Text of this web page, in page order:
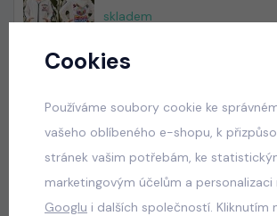
skladem
Squishy dumpling mikina ERA
skladem
529 Kč
Cookies
Používáme soubory cookie ke
vašeho oblíbeného e-shopu, k
stránek vašim potřebám, ke
marketingovým účelům a personalizaci
Googlu i dalších společností. Kliknutím